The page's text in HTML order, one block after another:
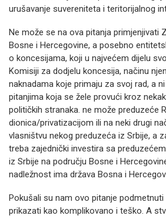
urušavanje suvereniteta i teritorijalnog
Ne može se na ova pitanja primjenjivati
Bosne i Hercegovine, a posebno
o koncesijama, koji u najvećem dijelu
Komisiji za dodjelu koncesija, načinu
naknadama koje primaju za svoj rad, a
pitanjima koja se žele provući kroz
političkih stranaka. ne može preduzeće
dionica/privatizacijom ili na neki drugi
vlasništvu nekog preduzeća iz Srbije, a
treba zajednički investira sa preduzećem
iz Srbije na području Bosne i
nadležnost ima država Bosna i
Pokušali su nam ovo pitanje podmetnuti
prikazati kao komplikovano i teško. A